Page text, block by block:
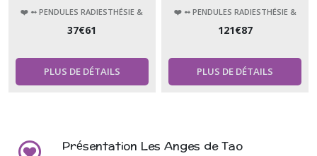
❤️ ➻ PENDULES RADIESTHÉSIE &
37€61
PLUS DE DÉTAILS
❤️ ➻ PENDULES RADIESTHÉSIE &
121€87
PLUS DE DÉTAILS
Présentation Les Anges de Tao